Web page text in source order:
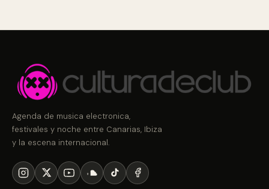
Agenda de musica electronica,
festivales y noche entre Canarias, Ibiza
y la escena internacional.